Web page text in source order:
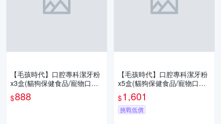
【毛孩時代】口腔專科潔牙粉
x3盒(貓狗保健食品/寵物口腔
保健)
$888
【毛孩時代】口腔專科潔牙粉
x5盒(貓狗保健食品/寵物口腔
保健)
$1,601
挑戰低價